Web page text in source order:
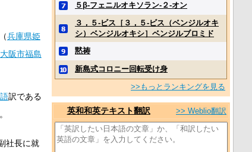
兵庫県姫
大阪市福島
訳である
。
社長に就
５β‐フェニルオキソラン‐２‐オン
３，５‐ビス［３，５‐ビス（ベンジルオキ
シ）ベンジルオキシ］ベンジルブロミド
黙祷
新島式コロニー回転受け身
>>もっとランキングを見る
英和和英テキスト翻訳 >> Weblio翻訳